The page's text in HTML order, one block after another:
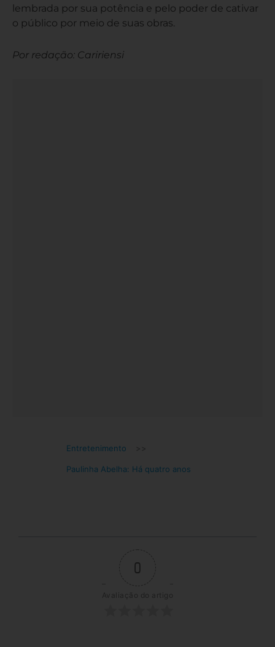
lembrada por sua potência e pelo poder de cativar
o público por meio de suas obras.
Por redação: Caririensi
Entretenimento >>
Paulinha Abelha: Há quatro anos
0
Avaliação do artigo